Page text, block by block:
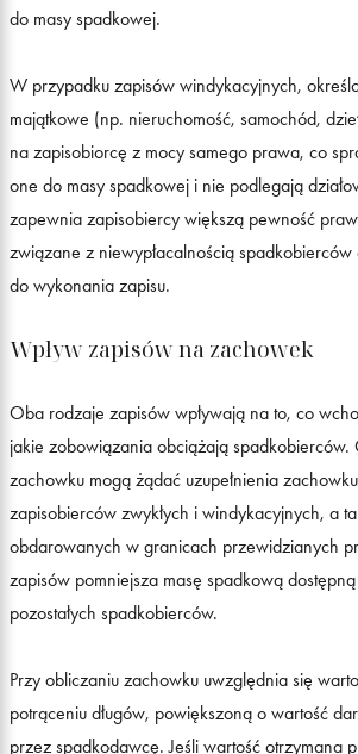
do masy spadkowej.
W przypadku zapisów windykacyjnych,
majątkowe (np. nieruchomość, samochód,
na zapisobiorcę z mocy samego prawa, co
one do masy spadkowej i nie podlegają
zapewnia zapisobiercy większą pewność
związane z niewypłacalnością
do wykonania zapisu.
Wpływ zapisów na zachowek
Oba rodzaje zapisów wpływają na to, co
jakie zobowiązania obciążają
zachowku mogą żądać uzupełnienia
zapisobierców zwykłych i windykacyjnych, a
obdarowanych w granicach przewidzianych
zapisów pomniejsza masę spadkową
pozostałych spadkobierców.
Przy obliczaniu zachowku uwzględnia się
potrąceniu długów, powiększoną o wartość
przez spadkodawcę. Jeśli wartość otrzymana